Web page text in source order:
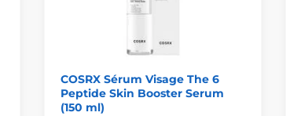
COSRX Sérum Visage The 6
Peptide Skin Booster Serum
(150 ml)